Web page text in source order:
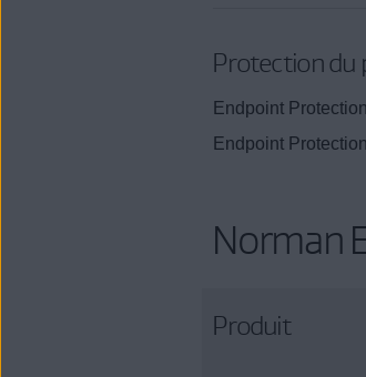
Protection du
Endpoint
Endpoint
Norman
Produit